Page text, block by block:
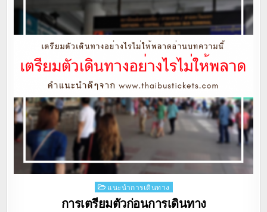
Posted
in
แนะนำการเดินทาง
การเตรียมตัวก่อนการเดินทาง